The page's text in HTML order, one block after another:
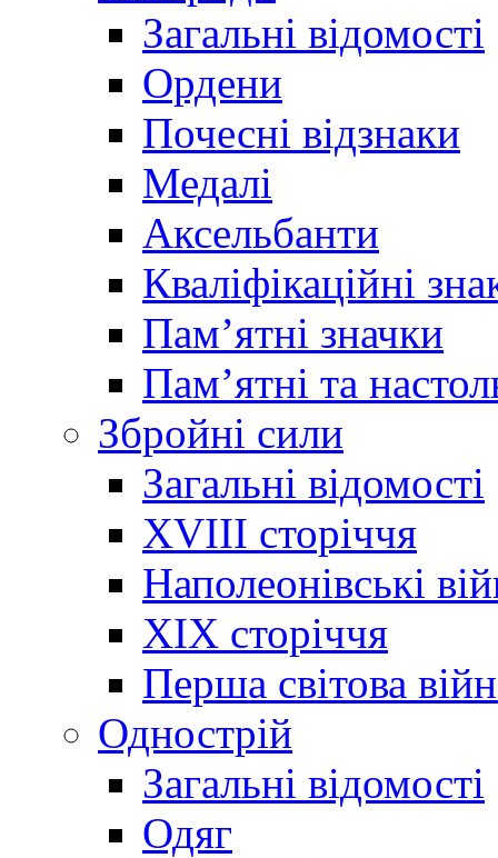
Загальні відомості
Ордени
Почесні відзнаки
Медалі
Аксельбанти
Кваліфікаційні
Памʼятні значки
Памʼятні та
Збройні сили
Загальні відомості
XVIII сторіччя
Наполеонівські
XIX сторіччя
Перша світова
Однострій
Загальні відомості
Одяг